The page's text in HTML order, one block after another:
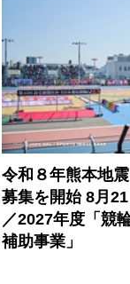
令和８年熊本地
募集を開始 8月
／2027年度「競
補助事業」